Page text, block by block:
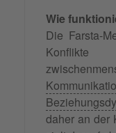
Wie
Die Farsta-
daher an der